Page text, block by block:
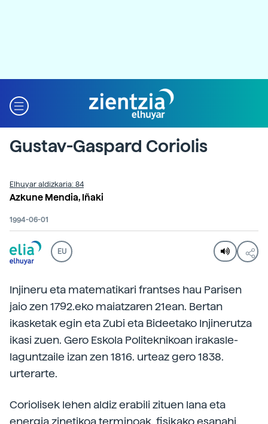
Gustav-Gaspard Coriolis
Elhuyar aldizkaria: 84
Azkune Mendia, Iñaki
1994-06-01
EU
Injineru eta matematikari frantses hau Parisen
jaio zen 1792.eko maiatzaren 21ean. Bertan
ikasketak egin eta Zubi eta Bideetako Injinerutza
ikasi zuen. Gero Eskola Politeknikoan irakasle-
laguntzaile izan zen 1816. urteaz gero 1838.
urterarte.
Coriolisek lehen aldiz erabili zituen lana eta
energia zinetikoa terminoak, fisikako esanahi